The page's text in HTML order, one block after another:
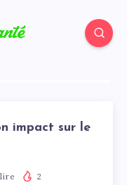
impact sur le
2